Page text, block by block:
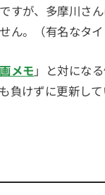
すが、多摩川さ
ん。（有名なタイ
メモ 」と対にな
負けずに更新し